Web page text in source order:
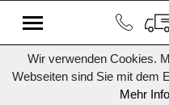
Wir verwenden Cookies.
Webseiten sind Sie mit dem
Mehr